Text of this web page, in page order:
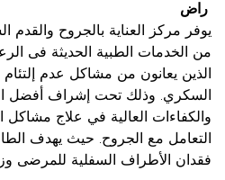
يوفر مركز العناية بالجروح
من الخدمات الطبية الحديثة فى
الذين يعانون من مشاكل عدم
السكري. وذلك تحت إشراف أفضل
والكفاءات العالية في علاج
التعامل مع الجروح. حيث يهدف
فقدان الأطراف السفلية للمرضى